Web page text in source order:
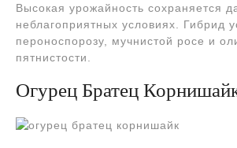
Высокая урожайность сохраняется
неблагоприятных условиях. Гибрид
пероноспорозу, мучнистой росе и
пятнистости.
Огурец Братец